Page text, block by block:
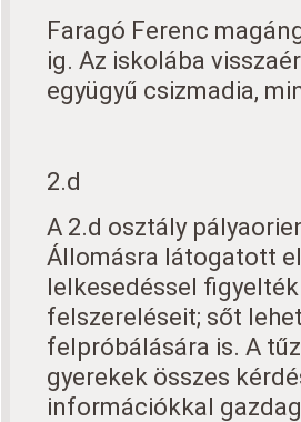
Faragó Ferenc
ig. Az iskolába
együgyű csizmadia,
2.d
A 2.d osztály
Állomásra látogatott
lelkesedéssel
felszereléseit; sőt
felpróbálására is. A
gyerekek összes
információkkal